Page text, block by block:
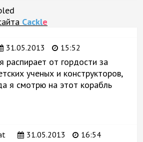
Cackle
31.05.2013 15:52
распирает от гордости за
ученых и конструкторов,
я смотрю на этот корабль
31.05.2013 16:54